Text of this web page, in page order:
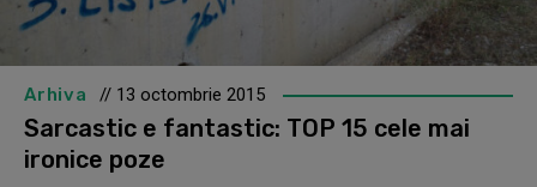
Arhiva // 13 octombrie 2015
Sarcastic e fantastic: TOP 15 cele mai
ironice poze